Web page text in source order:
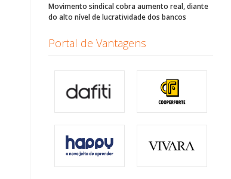
Movimento sindical cobra aumento real, diante
do alto nível de lucratividade dos bancos
Portal de Vantagens